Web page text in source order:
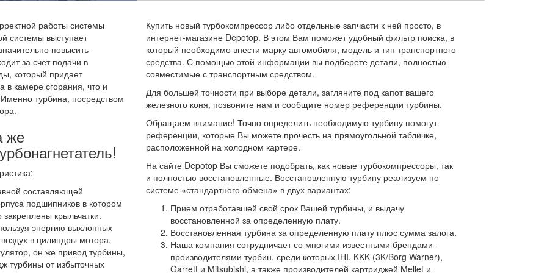
работы системы
системы выступает
повысить
за счет подачи в
который придает
камере сгорания, что и
турбина, посредством
же
составляющей
подшипников в котором
закреплены крыльчатки.
энергию выхлопных
в цилиндры мотора.
он же привод турбины,
турбины от избыточных
Купить новый турбокомпрессор либо отдельные запчасти к ней просто, в
интернет-магазине Depotop. В этом Вам поможет удобный фильтр поиска, в
который необходимо внести марку автомобиля, модель и тип транспортного
средства. С помощью этой информации вы подберете детали, полностью
совместимые с транспортным средством.
Для большей точности при выборе детали, загляните под капот вашего
железного коня, позвоните нам и сообщите номер референции турбины.
Обращаем внимание! Точно определить необходимую турбину помогут
референции, которые Вы можете прочесть на прямоугольной табличке,
расположенной на холодном картере.
На сайте Depotop Вы сможете подобрать, как новые турбокомпрессоры, так
и полностью восстановленные. Восстановленную турбину реализуем по
системе «стандартного обмена» в двух вариантах:
Прием отработавшей свой срок Вашей турбины, и выдачу
восстановленной за определенную плату.
Восстановленная турбина за определенную плату плюс сумма залога.
Наша компания сотрудничает со многими известными брендами-
производителями турбин, среди которых IHI, KKK (3K/Borg Warner),
Garrett и Mitsubishi, а также производителей картриджей Mellet и